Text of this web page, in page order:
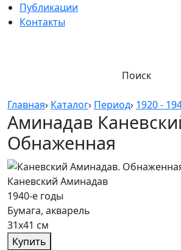
Публикации
Контакты
Поиск
Главная› Каталог› Период› 1920 -
Аминадав
Обнаженная
Каневский Аминадав
1940-е годы
Бумага, акварель
31х41 см
Купить